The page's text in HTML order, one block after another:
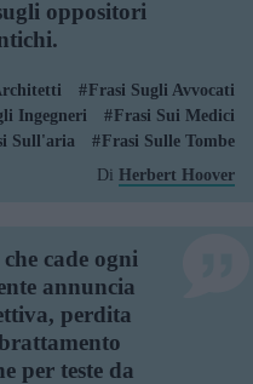
oppositori
Frasi Sugli Avvocati
Ingegneri
Frasi Sui Medici
Sull'aria
Frasi Sulle Tombe
Di Herbert Hoover
cade ogni
annuncia
perdita
per teste da